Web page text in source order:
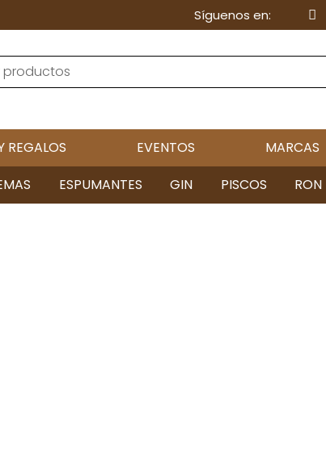
Síguenos en:
REGALOS EVENTOS MARCAS
ESPUMANTES GIN PISCOS RON